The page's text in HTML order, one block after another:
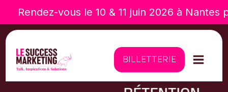
Rendez-vous le 10 & 11 juin 2026 à Nantes
BILLETTERIE